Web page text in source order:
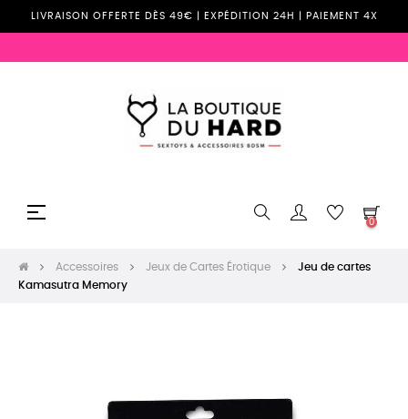
LIVRAISON OFFERTE DÈS 49€ | EXPÉDITION 24H | PAIEMENT 4X
Basculer
☰
0
Accessoires Jeux de Cartes Érotique
Jeu de cartes
Kamasutra Memory